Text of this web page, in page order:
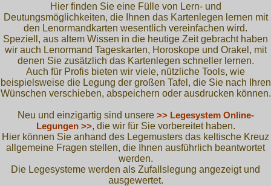
Hier finden Sie eine Fülle von Lern- und
Deutungsmöglichkeiten, die Ihnen das Kartenlegen lernen mit
den Lenormandkarten wesentlich vereinfachen wird.
Speziell, aus altem Wissen in die heutige Zeit gebracht haben
wir auch Lenormand Tageskarten, Horoskope und Orakel, mit
denen Sie zusätzlich das Kartenlegen schneller lernen.
Auch für Profis bieten wir viele, nützliche Tools, wie
beispielsweise die Legung der großen Tafel, die Sie nach Ihren
Wünschen verschieben, abspeichern oder ausdrucken können.
Neu und einzigartig sind unsere >> Legesystem Online-
Legungen >>, die wir für Sie vorbereitet haben.
Hier können Sie anhand des Legemusters das keltische Kreuz
allgemeine Fragen stellen, die Ihnen ausführlich beantwortet
werden.
Die Legesysteme werden als Zufallslegung angezeigt und
ausgewertet.